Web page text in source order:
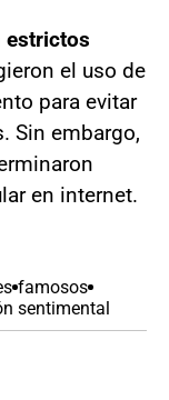
estrictos
el uso de
para evitar
Sin embargo,
en internet.
famosos
sentimental